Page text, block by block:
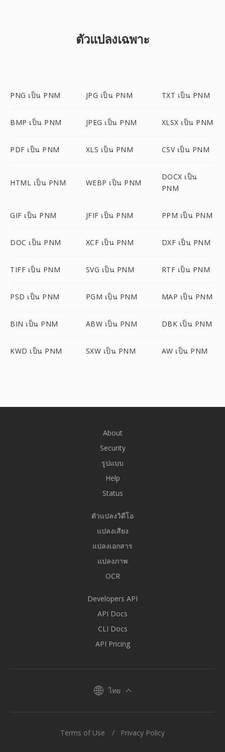
ตัวแปลงเฉพาะ
PNG เป็น PNM JPG เป็น PNM TXT เป็น PNM
BMP เป็น PNM JPEG เป็น PNM XLSX เป็น PNM
PDF เป็น PNM XLS เป็น PNM CSV เป็น PNM
HTML เป็น PNM WEBP เป็น PNM
DOCX เป็น
PNM
GIF เป็น PNM JFIF เป็น PNM PPM เป็น PNM
DOC เป็น PNM XCF เป็น PNM DXF เป็น PNM
TIFF เป็น PNM SVG เป็น PNM RTF เป็น PNM
PSD เป็น PNM PGM เป็น PNM MAP เป็น PNM
BIN เป็น PNM ABW เป็น PNM DBK เป็น PNM
KWD เป็น PNM SXW เป็น PNM AW เป็น PNM
About
Security
รูปแบบ
Help
Status
ตัวแปลงวิดีโอ
แปลงเสียง
แปลงเอกสาร
แปลงภาพ
OCR
Developers API
API Docs
CLI Docs
API Pricing
ไทย
Terms of Use Privacy Policy